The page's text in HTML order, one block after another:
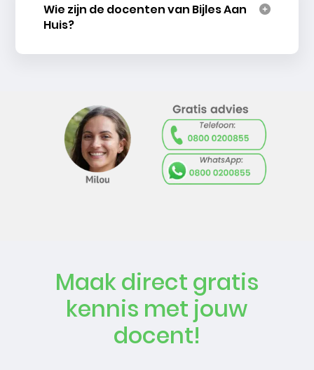
Wie zijn de docenten van Bijles Aan
Huis?
Maak direct gratis
kennis met jouw
docent!